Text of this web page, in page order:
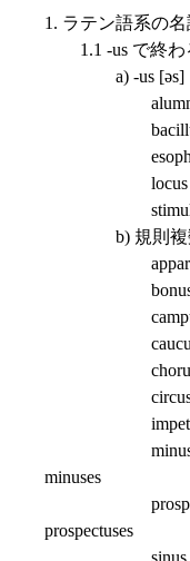
1. ラテン語系の名
1.1 -us で終わ
a) -us [əs] →
alumnus （
bacillus （
esophagus
locus （軌
stimulus （
b) 規則複数
apparatus （
bonus （ボ
campus （
caucus （幹
chorus （コ
circus （サ
impetus （
minus （負
minuses
prospectus
prospectuses